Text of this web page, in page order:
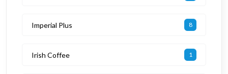
Imperial Plus 8
Irish Coffee 1